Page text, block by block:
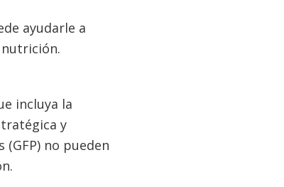
ayudarle a
incluya la
y
no pueden